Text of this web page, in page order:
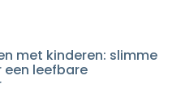
met kinderen: slimme
een leefbare